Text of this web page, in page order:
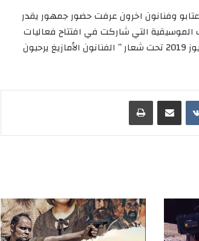
وفنانون اخرون عرفت حضور جمهور يقدر
التي شاركت في افتتاح فعاليات
النسخة 16 لمهرجان تيميتار المنظم طيلة الفترة الممتدة من 3 إلى 6 يوليوز 2019 تحت شعار ” الفنانون الأمازيغ يرحبون